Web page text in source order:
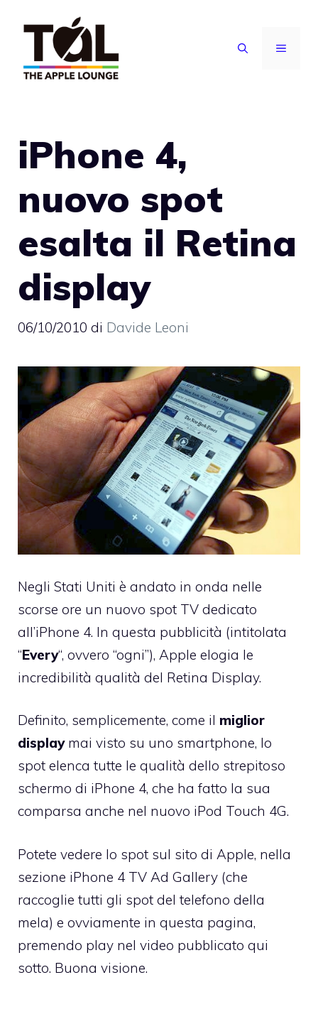
contenuto
MENU
iPhone 4,
nuovo spot
esalta il Retina
display
06/10/2010 di Davide Leoni
Negli Stati Uniti è andato in onda nelle
scorse ore un nuovo spot TV dedicato
all’iPhone 4. In questa pubblicità (intitolata
“Every“, ovvero “ogni”), Apple elogia le
incredibilità qualità del Retina Display.
Definito, semplicemente, come il miglior
displaymai visto su uno smartphone, lo
spot elenca tutte le qualità dello strepitoso
schermo di iPhone 4, che ha fatto la sua
comparsa anche nel nuovo iPod Touch 4G.
Potete vedere lo spot sul sito di Apple, nella
sezione iPhone 4 TV Ad Gallery (che
raccoglie tutti gli spot del telefono della
mela) e ovviamente in questa pagina,
premendo play nel video pubblicato qui
sotto. Buona visione.